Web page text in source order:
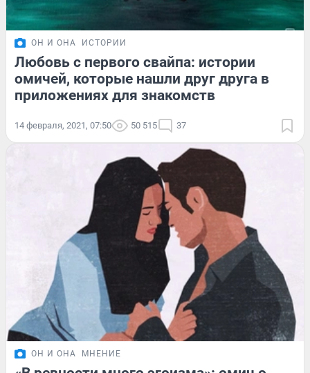
ОН И ОНА ИСТОРИИ
Любовь с первого свайпа: истории
омичей, которые нашли друг друга в
приложениях для знакомств
14 февраля, 2021, 07:50 50 515 37
ОН И ОНА МНЕНИЕ